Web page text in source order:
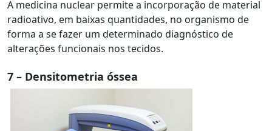
A medicina nuclear permite a incorporação de material
radioativo, em baixas quantidades, no organismo de
forma a se fazer um determinado diagnóstico de
alterações funcionais nos tecidos.
7 – Densitometria óssea